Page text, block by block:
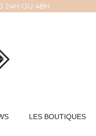
24H OU 48H
LES BOUTIQUES